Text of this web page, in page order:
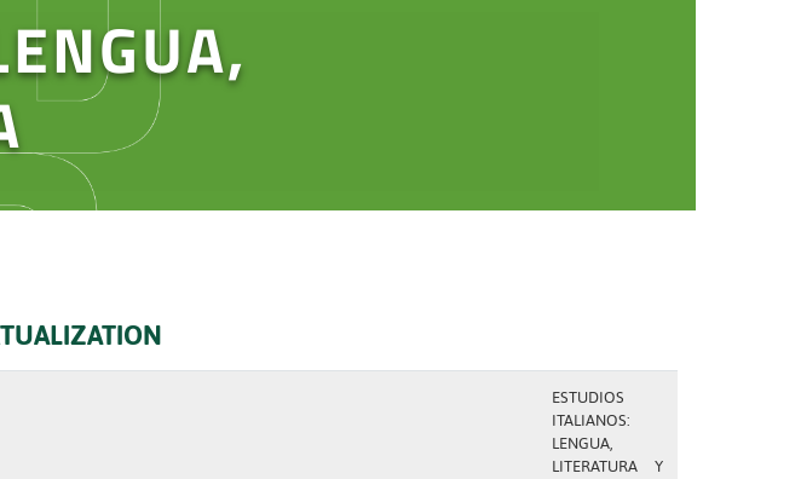
ESTUDIOS
ITALIANOS:
LENGUA,
LITERATURA Y